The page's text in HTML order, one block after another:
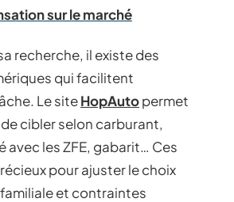
sur le marché
recherche, il existe des
qui facilitent
Le siteHopAutopermet
cibler selon carburant,
les ZFE, gabarit… Ces
pour ajuster le choix
et contraintes